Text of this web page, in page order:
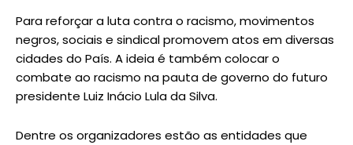
Para reforçar a luta contra o racismo, movimentos
negros, sociais e sindical promovem atos em diversas
cidades do País. A ideia é também colocar o
combate ao racismo na pauta de governo do futuro
presidente Luiz Inácio Lula da Silva.
Dentre os organizadores estão as entidades que